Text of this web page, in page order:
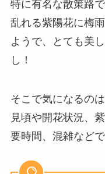
特に有名な散策路
乱れる紫陽花に梅
ようで、とても美
し！
そこで気になるの
見頃や開花状況、
要時間、混雑などで